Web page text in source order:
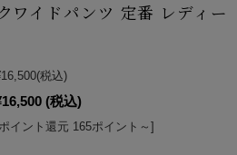
ワイドパンツ 定番 レディー
(税込)
(税込)
イント還元 165ポイント～]